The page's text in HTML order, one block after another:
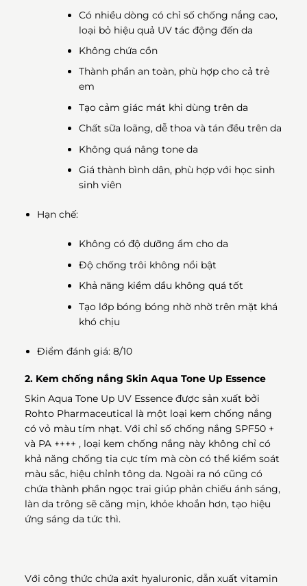
Có nhiều dòng có chỉ số chống nắng cao,
loại bỏ hiệu quả UV tác động đến da
Không chứa cồn
Thành phần an toàn, phù hợp cho cả trẻ
em
Tạo cảm giác mát khi dùng trên da
Chất sữa loãng, dễ thoa và tán đều trên da
Không quá nâng tone da
Giá thành bình dân, phù hợp với học sinh
sinh viên
Hạn chế:
Không có độ dưỡng ẩm cho da
Độ chống trôi không nổi bật
Khả năng kiềm dầu không quá tốt
Tạo lớp bóng bóng nhờ nhờ trên mặt khá
khó chịu
Điểm đánh giá: 8/10
2. Kem chống nắng Skin Aqua Tone Up Essence
Skin Aqua Tone Up UV Essence được sản xuất bởi
Rohto Pharmaceutical là một loại kem chống nắng
có vỏ màu tím nhạt. Với chỉ số chống nắng SPF50 +
và PA ++++ , loại kem chống nắng này không chỉ có
khả năng chống tia cực tím mà còn có thể kiểm soát
màu sắc, hiệu chỉnh tông da. Ngoài ra nó cũng có
chứa thành phần ngọc trai giúp phản chiếu ánh sáng,
làn da trông sẽ căng mịn, khỏe khoắn hơn, tạo hiệu
ứng sáng da tức thì.
Với công thức chứa axit hyaluronic, dẫn xuất vitamin